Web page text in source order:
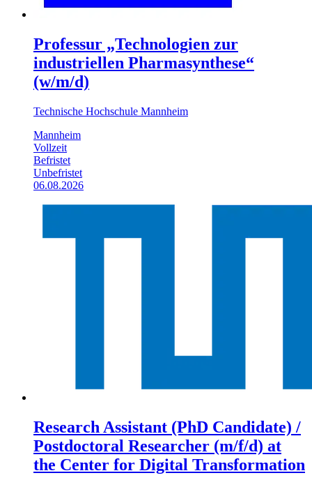
Professur „Technologien zur
industriellen Pharmasynthese“
(w/m/d)
Technische Hochschule Mannheim
Mannheim
Vollzeit
Befristet
Unbefristet
06.08.2026
Research Assistant (PhD Candidate) /
Postdoctoral Researcher (m/f/d) at
the Center for Digital Transformation